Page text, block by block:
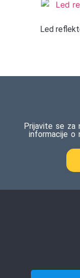
Led
Prijavite se za
informacije o